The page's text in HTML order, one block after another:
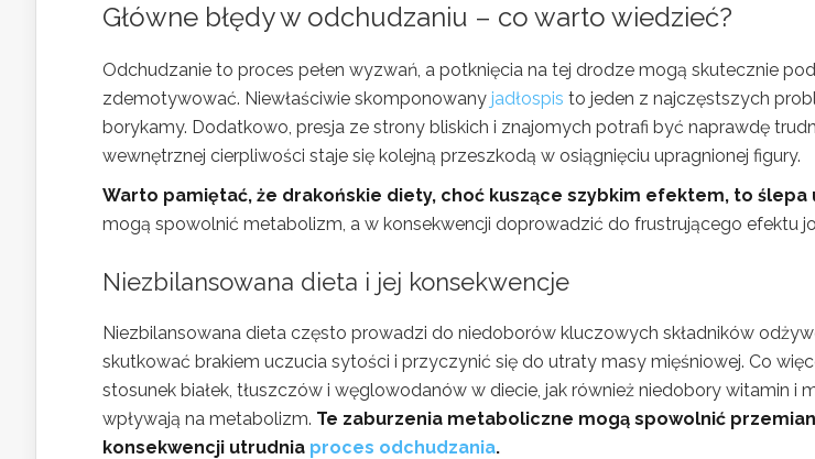
Główne błędy w odchudzaniu – co warto wiedzieć?
Odchudzanie to proces pełen wyzwań, a potknięcia na tej drodze mogą skutecznie
zdemotywować. Niewłaściwie skomponowany jadłospis to jeden z najczęstszych
borykamy. Dodatkowo, presja ze strony bliskich i znajomych potrafi być naprawdę
wewnętrznej cierpliwości staje się kolejną przeszkodą w osiągnięciu upragnionej figury.
Warto pamiętać, że drakońskie diety, choć kuszące szybkim efektem, to ślepa
mogą spowolnić metabolizm, a w konsekwencji doprowadzić do frustrującego efektu
Niezbilansowana dieta i jej konsekwencje
Niezbilansowana dieta często prowadzi do niedoborów kluczowych składników
skutkować brakiem uczucia sytości i przyczynić się do utraty masy mięśniowej. Co
stosunek białek, tłuszczów i węglowodanów w diecie, jak również niedobory witamin i
wpływają na metabolizm. Te zaburzenia metaboliczne mogą spowolnić
konsekwencji utrudnia proces odchudzania.